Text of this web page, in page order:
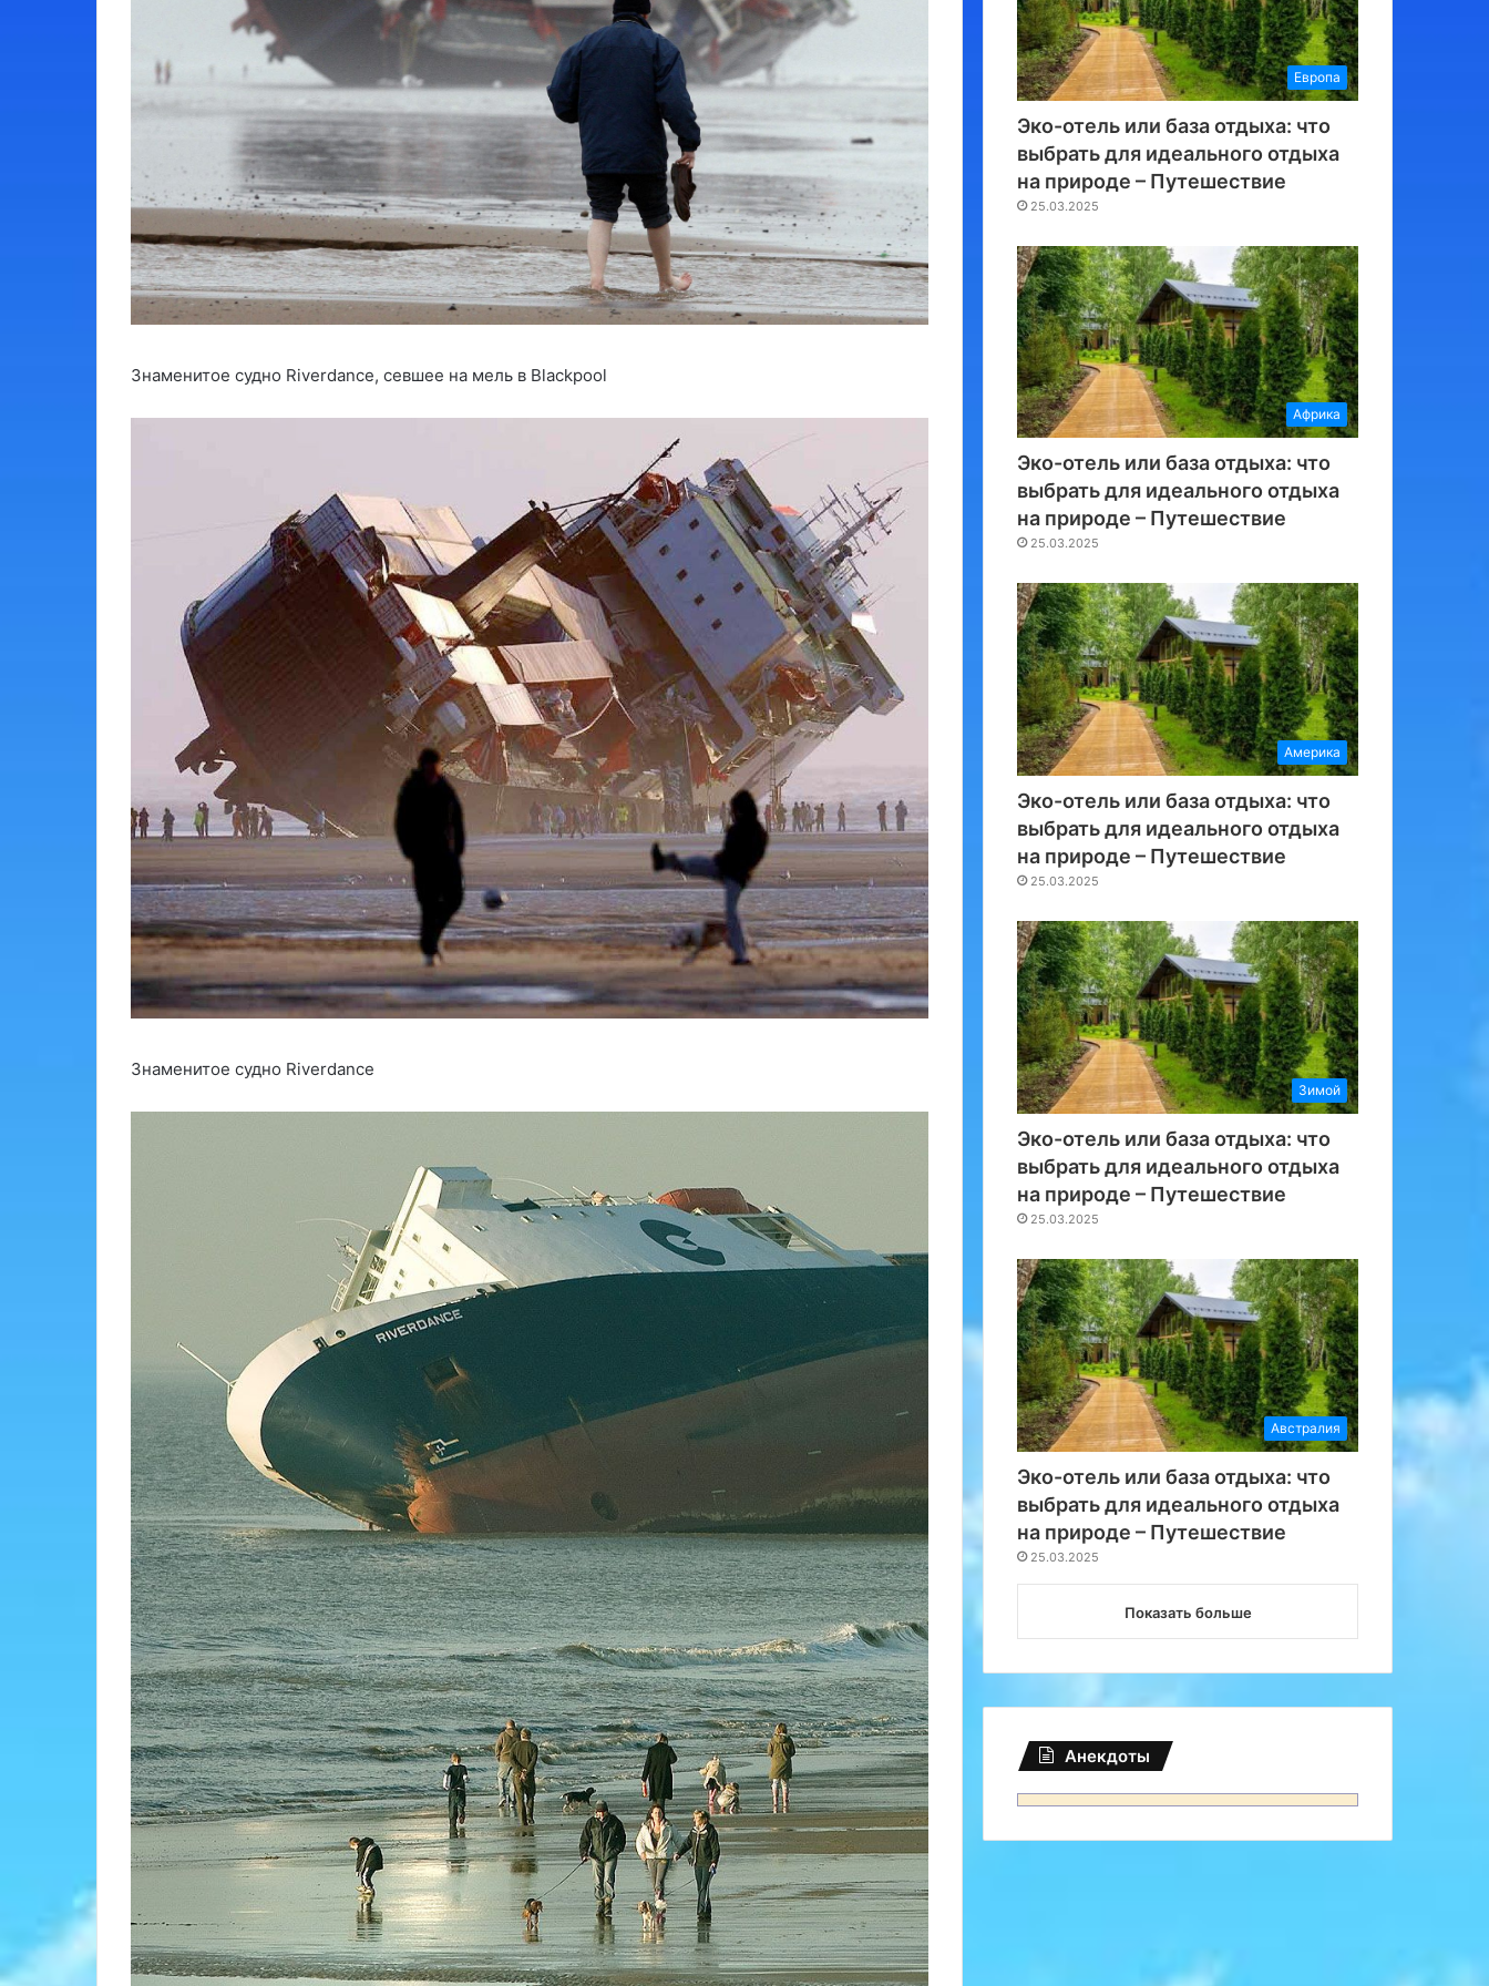
Знаменитое судно Riverdance, севшее на мель в Blackpool
Знаменитое судно Riverdance
Европа
Эко-отель или база отдыха: что
выбрать для идеального отдыха
на природе – Путешествие
25.03.2025
Африка
Эко-отель или база отдыха: что
выбрать для идеального отдыха
на природе – Путешествие
25.03.2025
Америка
Эко-отель или база отдыха: что
выбрать для идеального отдыха
на природе – Путешествие
25.03.2025
Зимой
Эко-отель или база отдыха: что
выбрать для идеального отдыха
на природе – Путешествие
25.03.2025
Австралия
Эко-отель или база отдыха: что
выбрать для идеального отдыха
на природе – Путешествие
25.03.2025
Показать больше
Анекдоты